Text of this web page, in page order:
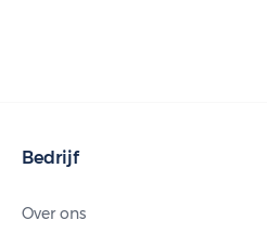
Bedrijf
Over ons